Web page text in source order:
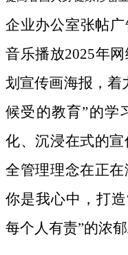
企业办公室张帖
音乐播放2025年
划宣传画海报，着
候受的教育”的学
化、沉浸在式的
全管理理念在正
你是我心中，打
每个人有责”的浓郁